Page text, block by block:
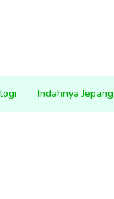
Indahnya Jepang